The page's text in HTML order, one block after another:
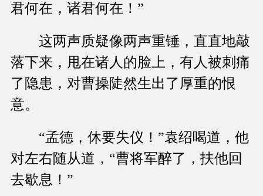
君何在，诸君何在！”
这两声质疑像两声重锤，直直地敲
落下来，甩在诸人的脸上，有人被刺痛
了隐患，对曹操陡然生出了厚重的恨
意。
“孟德，休要失仪！”袁绍喝道，他
对左右随从道，“曹将军醉了，扶他回
去歇息！”